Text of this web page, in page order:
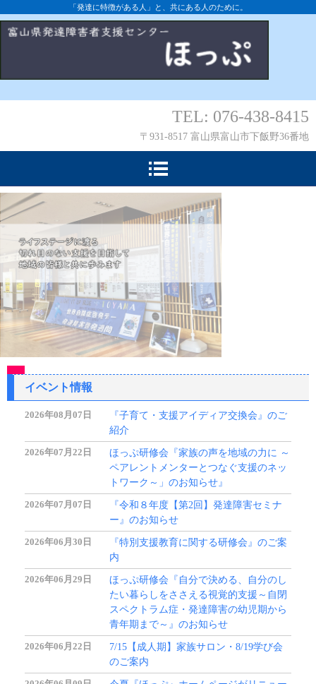
「発達に特徴がある人」と、共にある人のために。
TEL: 076-438-8415
〒931-8517 富山県富山市下飯野36番地
イベント情報
2026年08月07日
『子育て・支援アイディア交換会』のご
紹介
2026年07月22日
ほっぷ研修会『家族の声を地域の力に ～
ペアレントメンターとつなぐ支援のネッ
トワーク～」のお知らせ』
2026年07月07日
『令和８年度【第2回】発達障害セミナ
ー』のお知らせ
2026年06月30日
『特別支援教育に関する研修会』のご案
内
2026年06月29日
ほっぷ研修会『自分で決める、自分のし
たい暮らしをささえる視覚的支援～自閉
スペクトラム症・発達障害の幼児期から
青年期まで～』のお知らせ
2026年06月22日
7/15【成人期】家族サロン・8/19学び会
のご案内